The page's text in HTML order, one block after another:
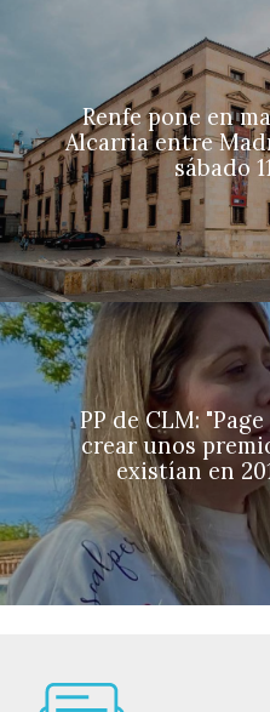
Renfe pone en
Alcarria entre
sábado
PP de CLM:
crear unos
existían en